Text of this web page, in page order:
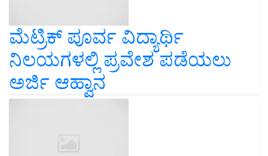
ಮೆಟ್ರಿಕ್ ಪೂರ್ವ ವಿದ್ಯಾರ್ಥಿ
ನಿಲಯಗಳಲ್ಲಿ ಪ್ರವೇಶ ಪಡೆಯಲು
ಅರ್ಜಿ ಆಹ್ವಾನ